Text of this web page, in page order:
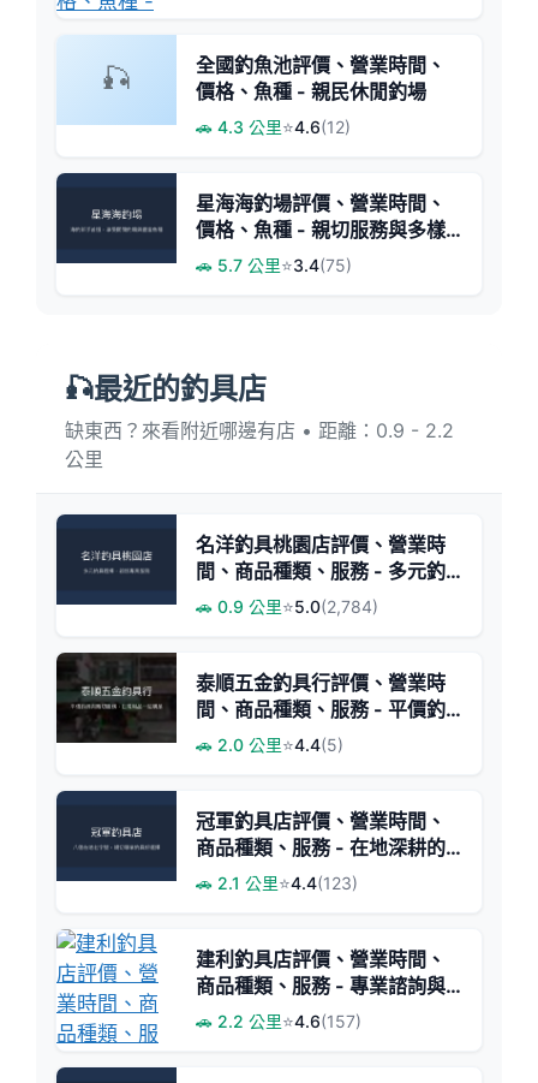
🎣
全國釣魚池評價、營業時間、
價格、魚種 - 親民休閒釣場
🚗 4.3 公里⭐4.6(12)
星海海釣場評價、營業時間、
價格、魚種 - 親切服務與多樣
魚種
🚗 5.7 公里⭐3.4(75)
🎣最近的釣具店
缺東西？來看附近哪邊有店 • 距離：0.9 - 2.2
公里
名洋釣具桃園店評價、營業時
間、商品種類、服務 - 多元釣
蝦裝備與專業諮詢
🚗 0.9 公里⭐5.0(2,784)
泰順五金釣具行評價、營業時
間、商品種類、服務 - 平價釣
具與親切服務
🚗 2.0 公里⭐4.4(5)
冠軍釣具店評價、營業時間、
商品種類、服務 - 在地深耕的
親切專業釣具店
🚗 2.1 公里⭐4.4(123)
建利釣具店評價、營業時間、
商品種類、服務 - 專業諮詢與
多樣釣具選擇
🚗 2.2 公里⭐4.6(157)